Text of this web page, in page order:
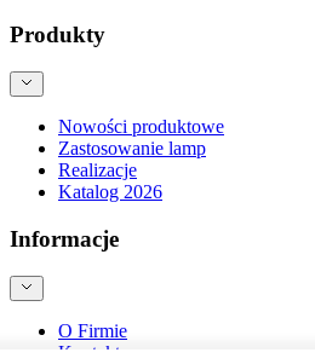
Produkty
Nowości produktowe
Zastosowanie lamp
Realizacje
Katalog 2026
Informacje
O Firmie
Kontakt